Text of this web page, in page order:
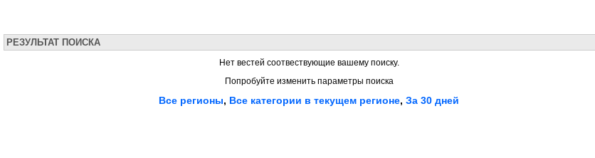
РЕЗУЛЬТАТ ПОИСКА
Нет вестей соотвествующие вашему поиску.
Попробуйте изменить параметры поиска
Все регионы, Все категории в текущем регионе, За 30 дней